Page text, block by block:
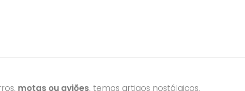
motas ou aviões, temos artigos nostálgicos,